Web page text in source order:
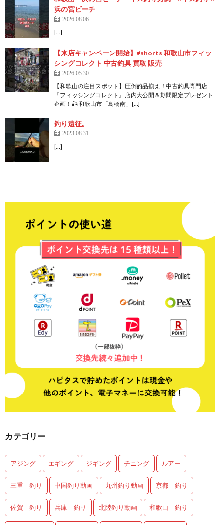
浜の宮ビーチ
2026.08.06
[…]
【来店キャンペーン開始】#shorts 和歌山市フィッ
シングコレクト 中古釣具 買取 販売
2026.05.30
【和歌山の注目スポット】圧倒的品揃え！中古釣具専門店
『フィッシングコレクト』店内大公開＆期間限定プレゼント
企画！🎣 和歌山市「島橋南」[…]
釣り遠征。
2023.08.31
[…]
カテゴリー
アジング エギング ジギング チニング ルアー
三重 釣り 中国釣り動画 九州釣り動画 京都 釣り
佐賀 釣り 兵庫 釣り 北陸釣り動画 和歌山 釣り